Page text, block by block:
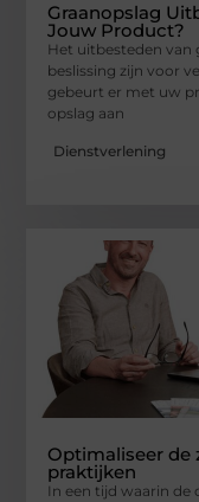
Graanopslag
Jouw Product?
Het uitbesteden van
beslissing zijn voor
gebeurt er met uw
opslag aan
Dienstverlening
Optimaliseer de
praktijken
In een tijd waarin de